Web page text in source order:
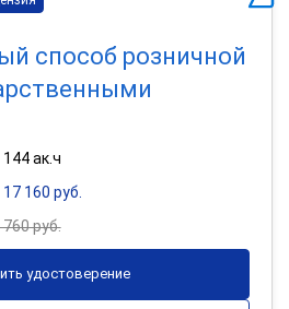
способ розничной
144 ак.ч
160 руб.
руб.
удостоверение